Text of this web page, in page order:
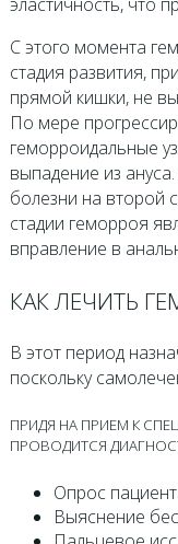
С этого момента
стадия развития,
прямой кишки, не
По мере
геморроидальные
выпадение из
болезни на второй
стадии геморроя
вправление в
КАК ЛЕЧИТЬ
В этот период
поскольку
ПРИДЯ НА ПРИЕМ К
ПРОВОДИТСЯ
Опрос
Выяснение